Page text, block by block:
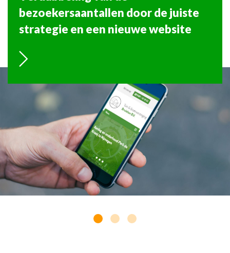
bezoekersaantallen door de juiste
strategie en een nieuwe website